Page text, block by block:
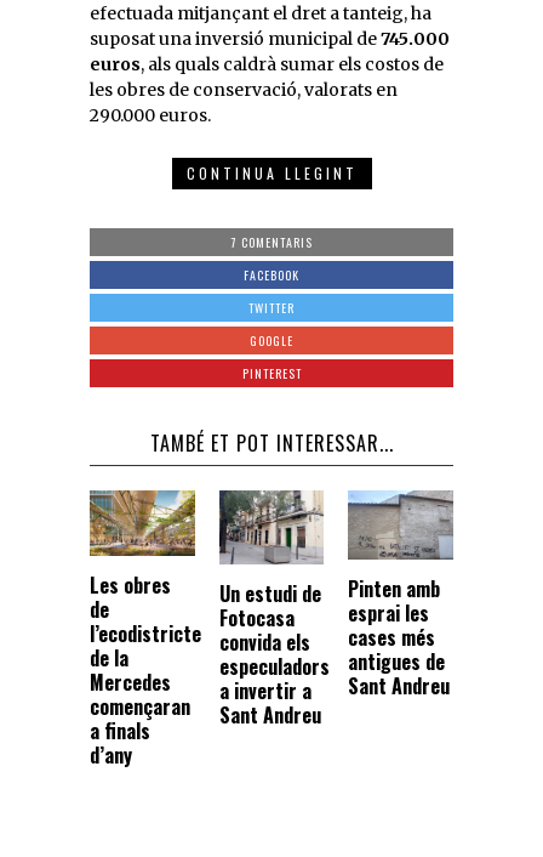
efectuada mitjançant el dret a tanteig, ha
suposat una inversió municipal de745.000
euros, als quals caldrà sumar els costos de
les obres de conservació, valorats en
290.000 euros.
CONTINUA LLEGINT
7 COMENTARIS
FACEBOOK
TWITTER
GOOGLE
PINTEREST
TAMBÉ ET POT INTERESSAR...
Les obres
de
l’ecodistricte
de la
Mercedes
començaran
a finals
d’any
Un estudi de
Fotocasa
convida els
especuladors
a invertir a
Sant Andreu
Pinten amb
esprai les
cases més
antigues de
Sant Andreu